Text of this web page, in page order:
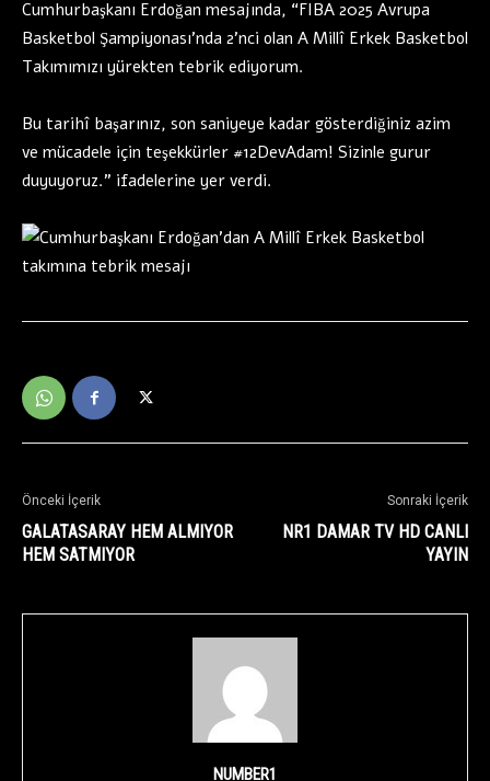
Cumhurbaşkanı Erdoğan mesajında, “FIBA 2025 Avrupa
Basketbol Şampiyonası’nda 2’nci olan A Millî Erkek Basketbol
Takımımızı yürekten tebrik ediyorum.
Bu tarihî başarınız, son saniyeye kadar gösterdiğiniz azim
ve mücadele için teşekkürler #12DevAdam! Sizinle gurur
duyuyoruz.” ifadelerine yer verdi.
Önceki İçerik
GALATASARAY HEM ALMIYOR
HEM SATMIYOR
Sonraki İçerik
NR1 DAMAR TV HD CANLI
YAYIN
NUMBER1